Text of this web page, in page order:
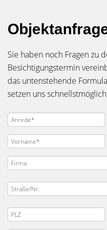
Sie haben noch Fragen zu
Besichtigungstermin
das untenstehende
setzen uns